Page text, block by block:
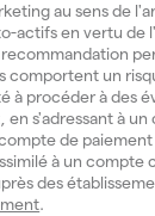
au sens de
actifs en vertu
comportent un
à procéder à des
s'adressant à
de
à un compte
des
.